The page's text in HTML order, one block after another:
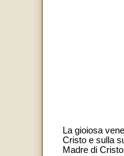
La gioiosa
Cristo e sulla
Madre di